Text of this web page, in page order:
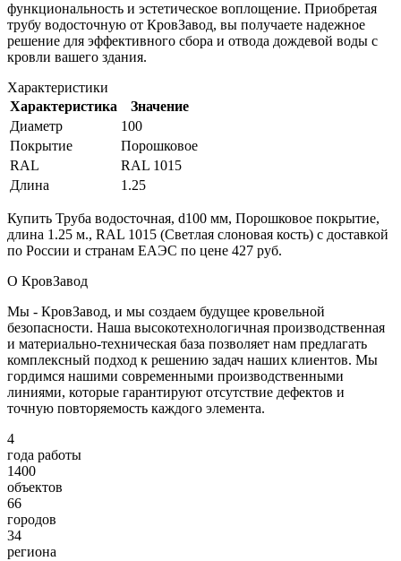
функциональность и эстетическое воплощение. Приобретая
трубу водосточную от КровЗавод, вы получаете надежное
решение для эффективного сбора и отвода дождевой воды с
кровли вашего здания.
Характеристики
Характеристика
Значение
Диаметр
100
Покрытие
Порошковое
RAL
RAL 1015
Длина
1.25
Купить Труба водосточная, d100 мм, Порошковое покрытие,
длина 1.25 м., RAL 1015 (Светлая слоновая кость) с доставкой
по России и странам ЕАЭС по цене 427 руб.
О КровЗавод
Мы - КровЗавод, и мы создаем будущее кровельной
безопасности. Наша высокотехнологичная производственная
и материально-техническая база позволяет нам предлагать
комплексный подход к решению задач наших клиентов. Мы
гордимся нашими современными производственными
линиями, которые гарантируют отсутствие дефектов и
точную повторяемость каждого элемента.
4
года работы
1400
объектов
66
городов
34
региона